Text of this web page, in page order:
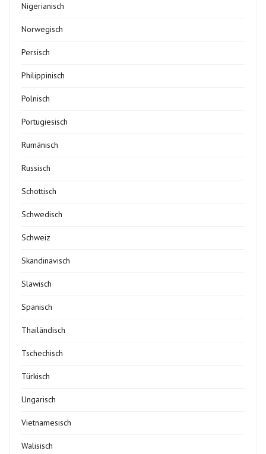
Nigerianisch
Norwegisch
Persisch
Philippinisch
Polnisch
Portugiesisch
Rumänisch
Russisch
Schottisch
Schwedisch
Schweiz
Skandinavisch
Slawisch
Spanisch
Thailändisch
Tschechisch
Türkisch
Ungarisch
Vietnamesisch
Walisisch